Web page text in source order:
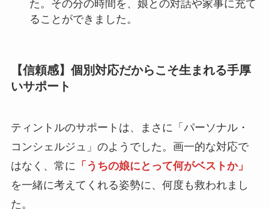
た。その分の時間を、娘との対話や家事に充て
ることができました。
【信頼感】個別対応だからこそ生まれる手厚
いサポート
ティントルのサポートは、まさに「パーソナル・
コンシェルジュ」のようでした。画一的な対応で
はなく、常に 「うちの娘にとって何がベストか」
を一緒に考えてくれる姿勢に、何度も救われまし
た。